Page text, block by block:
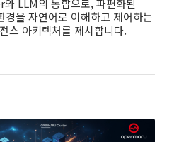
LLM의 통합으로, 파편화된
경을 자연어로 이해하고 제어하는
스 아키텍처를 제시합니다.